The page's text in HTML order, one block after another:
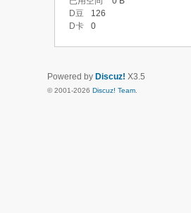
D豆
126
D卡
0
Powered by Discuz! X3.5
© 2001-2026 Discuz! Team